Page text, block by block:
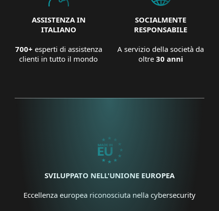
ASSISTENZA IN
ITALIANO
700+ esperti di assistenza
clienti in tutto il mondo
SOCIALMENTE
RESPONSABILE
A servizio della società da
oltre 30 anni
SVILUPPATO NELL'UNIONE EUROPEA
Eccellenza europea riconosciuta nella cybersecurity